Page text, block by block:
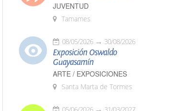
JUVENTUD
Tamames
08/05/2026 30/08/2026
Exposición Oswaldo
Guayasamín
ARTE / EXPOSICIONES
Santa Marta de Tormes